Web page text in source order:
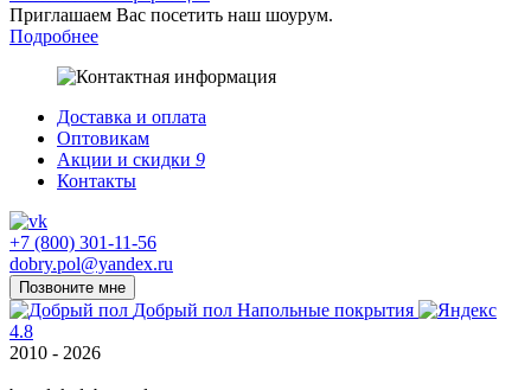
Приглашаем Вас посетить наш шоурум.
Подробнее
Доставка и оплата
Оптовикам
Акции и скидки 9
Контакты
+7 (800) 301-11-56
dobry.pol@yandex.ru
Позвоните мне
Добрый пол Напольные покрытия
4.8
2010 - 2026